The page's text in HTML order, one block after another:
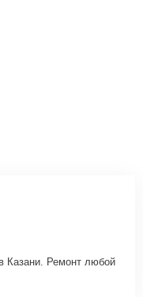
Казани. Ремонт любой